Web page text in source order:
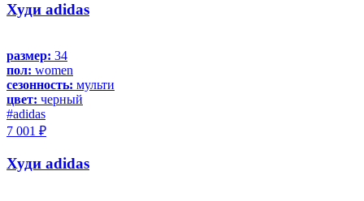
Худи adidas
размер: 34
пол: women
сезонность: мульти
цвет: черный
#adidas
7 001 ₽
Худи adidas